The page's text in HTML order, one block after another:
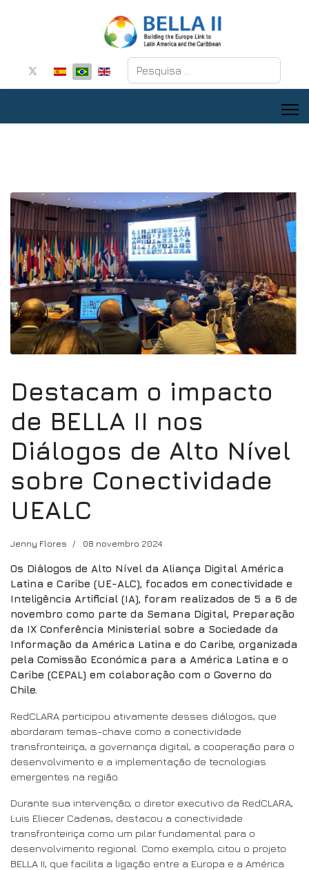
Pesquisar
Destacam o impacto
de BELLA II nos
Diálogos de Alto Nível
sobre Conectividade
UEALC
Jenny Flores 08 novembro 2024
Os Diálogos de Alto Nível da Aliança Digital América
Latina e Caribe (UE-ALC), focados em conectividade e
Inteligência Artificial (IA), foram realizados de 5 a 6 de
novembro como parte da Semana Digital, Preparação
da IX Conferência Ministerial sobre a Sociedade da
Informação da América Latina e do Caribe, organizada
pela Comissão Económica para a América Latina e o
Caribe (CEPAL) em colaboração com o Governo do
Chile.
RedCLARA participou ativamente desses diálogos, que
abordaram temas-chave como a conectividade
transfronteiriça, a governança digital, a cooperação para o
desenvolvimento e a implementação de tecnologias
emergentes na região.
Durante sua intervenção, o diretor executivo da RedCLARA,
Luis Eliecer Cadenas, destacou a conectividade
transfronteiriça como um pilar fundamental para o
desenvolvimento regional. Como exemplo, citou o projeto
BELLA II, que facilita a ligação entre a Europa e a América